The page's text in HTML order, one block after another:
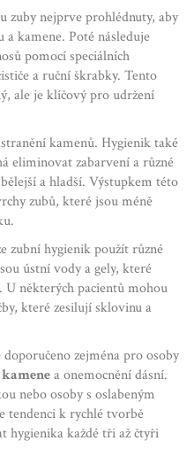
zuby nejprve prohlédnuty, aby
kamene. Poté následuje
pomocí speciálních
a ruční škrabky. Tento
ale je klíčový pro udržení
kamenů. Hygienik také
eliminovat zabarvení a různé
a hladší. Výstupkem této
zubů, které jsou méně
zubní hygienik použít různé
ústní vody a gely, které
některých pacientů mohou
které zesilují sklovinu a
zejména pro osoby
a onemocnění dásní.
nebo osoby s oslabeným
tendenci k rychlé tvorbě
hygienika každé tři až čtyři